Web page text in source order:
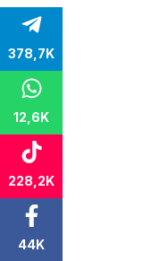
378,7K
12,6K
228,2K
44K